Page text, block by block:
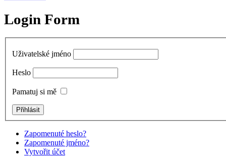
Login Form
Uživatelské jméno
Heslo
Pamatuj si mě
Zapomenuté heslo?
Zapomenuté jméno?
Vytvořit účet